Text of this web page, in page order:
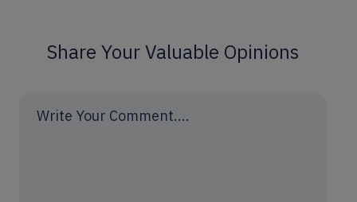
Share Your Valuable Opinions